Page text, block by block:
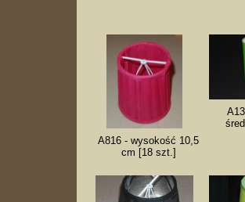
A816 - wysokość 10,5
cm [18 szt.]